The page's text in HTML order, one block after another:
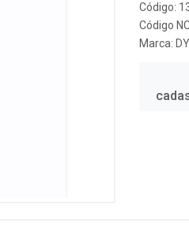
Código:
Código
Marca: